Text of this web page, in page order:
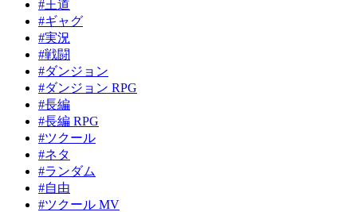
#王道
#ギャグ
#実況
#戦闘
#ダンジョン
#ダンジョン RPG
#長編
#長編 RPG
#ツクール
#ネタ
#ランダム
#自由
#ツクール MV